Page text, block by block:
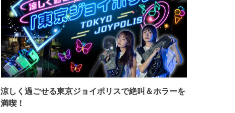
涼しく過ごせる東京ジョイポリスで絶叫＆ホラーを
満喫！